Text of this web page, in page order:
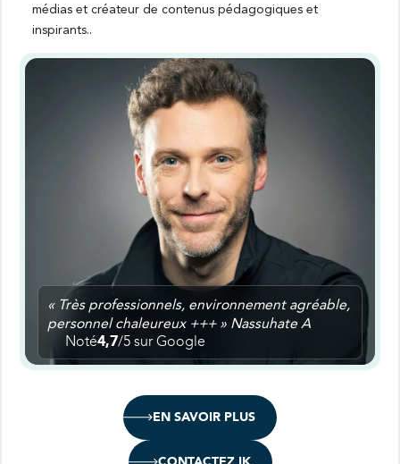
EN SAVOIR PLUS
médias et créateur de contenus pédagogiques et
inspirants..
« Très professionnels, environnement agréable,
personnel chaleureux +++ » Nassuhate A
Noté4,7/5 sur Google